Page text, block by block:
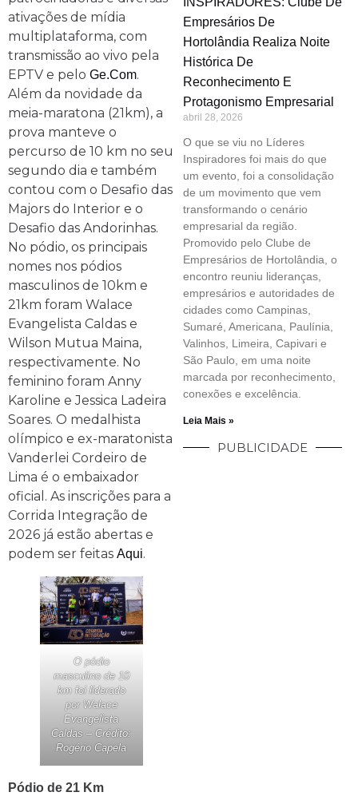
ativações de mídia
multiplataforma, com
transmissão ao vivo pela
EPTV e pelo Ge.com.
Além da novidade da
meia-maratona (21km), a
prova manteve o
percurso de 10 km no seu
segundo dia e também
contou com o Desafio das
Majors do Interior e o
Desafio das Andorinhas.
No pódio, os principais
nomes nos pódios
masculinos de 10km e
21km foram Walace
Evangelista Caldas e
Wilson Mutua Maina,
respectivamente. No
feminino foram Anny
Karoline e Jessica Ladeira
Soares. O medalhista
olímpico e ex-maratonista
Vanderlei Cordeiro de
Lima é o embaixador
oficial. As inscrições para a
Corrida Integração de
2026 já estão abertas e
podem ser feitas Aqui.
O pódio
masculino de 10
km foi liderado
por Walace
Evangelista
Caldas – Crédito:
Rogério Capela
Pódio de 21 Km
Empresários De
Hortolândia Realiza Noite
Histórica De
Reconhecimento E
Protagonismo Empresarial
abril 28, 2026
O que se viu no Líderes
Inspiradores foi mais do que
um evento, foi a consolidação
de um movimento que vem
transformando o cenário
empresarial da região.
Promovido pelo Clube de
Empresários de Hortolândia, o
encontro reuniu lideranças,
empresários e autoridades de
cidades como Campinas,
Sumaré, Americana, Paulínia,
Valinhos, Limeira, Capivari e
São Paulo, em uma noite
marcada por reconhecimento,
conexões e excelência.
Leia Mais »
PUBLICIDADE